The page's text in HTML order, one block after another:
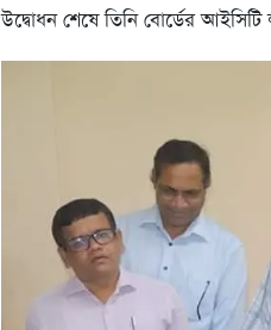
উদ্বোধন শেষে তিনি বোর্ডের আইসিটি